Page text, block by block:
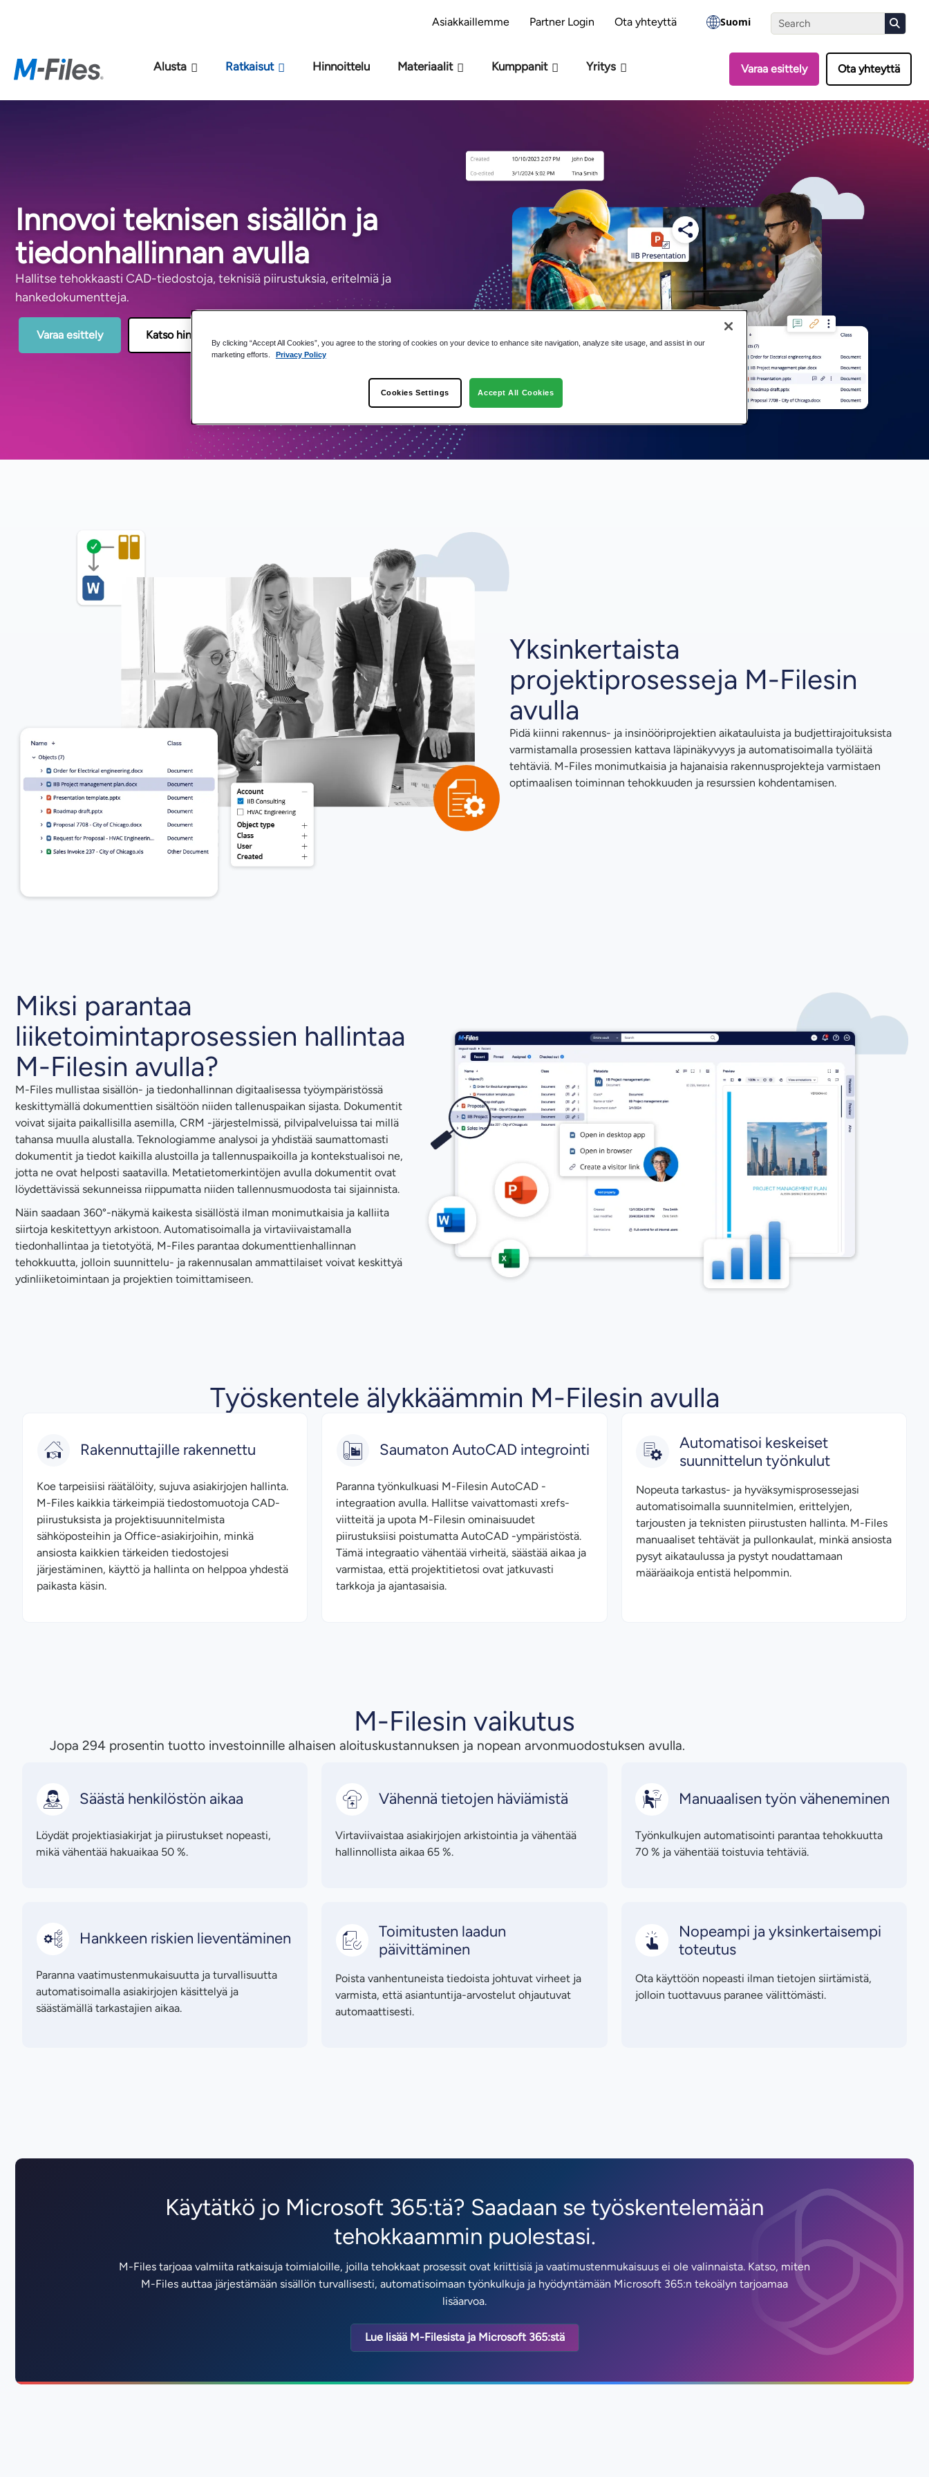
Asiakkaillemme Partner Login Ota yhteyttä Suomi
Alusta Ratkaisut Hinnoittelu Materiaalit Kumppanit Yritys Varaa esittely Ota yhteyttä
Innovoi teknisen sisällön ja
tiedonhallinnan avulla
Hallitse tehokkaasti CAD-tiedostoja, teknisiä piirustuksia, eritelmiä ja
hankedokumentteja.
Varaa esittely Katso hinnat
Yksinkertaista
projektiprosesseja M-Filesin
avulla
Pidä kiinni rakennus- ja insinööriprojektien aikatauluista ja budjettirajoituksista
varmistamalla prosessien kattava läpinäkyvyys ja automatisoimalla työläitä
tehtäviä. M-Files monimutkaisia ja hajanaisia rakennusprojekteja varmistaen
optimaalisen toiminnan tehokkuuden ja resurssien kohdentamisen.
Miksi parantaa
liiketoimintaprosessien hallintaa
M-Filesin avulla?
M-Files mullistaa sisällön- ja tiedonhallinnan digitaalisessa työympäristössä
keskittymällä dokumenttien sisältöön niiden tallenuspaikan sijasta. Dokumentit
voivat sijaita paikallisilla asemilla, CRM -järjestelmissä, pilvipalveluissa tai millä
tahansa muulla alustalla. Teknologiamme analysoi ja yhdistää saumattomasti
dokumentit ja tiedot kaikilla alustoilla ja tallennuspaikoilla ja kontekstualisoi ne,
jotta ne ovat helposti saatavilla. Metatietomerkintöjen avulla dokumentit ovat
löydettävissä sekunneissa riippumatta niiden tallennusmuodosta tai sijainnista.
Näin saadaan 360°-näkymä kaikesta sisällöstä ilman monimutkaisia ja kalliita
siirtoja keskitettyyn arkistoon. Automatisoimalla ja virtaviivaistamalla
tiedonhallintaa ja tietotyötä, M-Files parantaa dokumenttienhallinnan
tehokkuutta, jolloin suunnittelu- ja rakennusalan ammattilaiset voivat keskittyä
ydinliiketoimintaan ja projektien toimittamiseen.
Työskentele älykkäämmin M-Filesin avulla
Rakennuttajille rakennettu
Koe tarpeisiisi räätälöity, sujuva asiakirjojen hallinta.
M-Files kaikkia tärkeimpiä tiedostomuotoja CAD-
piirustuksista ja projektisuunnitelmista
sähköposteihin ja Office-asiakirjoihin, minkä
ansiosta kaikkien tärkeiden tiedostojesi
järjestäminen, käyttö ja hallinta on helppoa yhdestä
paikasta käsin.
Saumaton AutoCAD integrointi
Paranna työnkulkuasi M-Filesin AutoCAD -
integraation avulla. Hallitse vaivattomasti xrefs-
viitteitä ja upota M-Filesin ominaisuudet
piirustuksiisi poistumatta AutoCAD -ympäristöstä.
Tämä integraatio vähentää virheitä, säästää aikaa ja
varmistaa, että projektitietosi ovat jatkuvasti
tarkkoja ja ajantasaisia.
Automatisoi keskeiset
suunnittelun työnkulut
Nopeuta tarkastus- ja hyväksymisprosessejasi
automatisoimalla suunnitelmien, erittelyjen,
tarjousten ja teknisten piirustusten hallinta. M-Files
manuaaliset tehtävät ja pullonkaulat, minkä ansiosta
pysyt aikataulussa ja pystyt noudattamaan
määräaikoja entistä helpommin.
M-Filesin vaikutus
Jopa 294 prosentin tuotto investoinnille alhaisen aloituskustannuksen ja nopean arvonmuodostuksen avulla.
Säästä henkilöstön aikaa
Löydät projektiasiakirjat ja piirustukset nopeasti,
mikä vähentää hakuaikaa 50 %.
Vähennä tietojen häviämistä
Virtaviivaistaa asiakirjojen arkistointia ja vähentää
hallinnollista aikaa 65 %.
Manuaalisen työn väheneminen
Työnkulkujen automatisointi parantaa tehokkuutta
70 % ja vähentää toistuvia tehtäviä.
Hankkeen riskien lieventäminen
Paranna vaatimustenmukaisuutta ja turvallisuutta
automatisoimalla asiakirjojen käsittelyä ja
säästämällä tarkastajien aikaa.
Toimitusten laadun
päivittäminen
Poista vanhentuneista tiedoista johtuvat virheet ja
varmista, että asiantuntija-arvostelut ohjautuvat
automaattisesti.
Nopeampi ja yksinkertaisempi
toteutus
Ota käyttöön nopeasti ilman tietojen siirtämistä,
jolloin tuottavuus paranee välittömästi.
Käytätkö jo Microsoft 365:tä? Saadaan se työskentelemään
tehokkaammin puolestasi.
M-Files tarjoaa valmiita ratkaisuja toimialoille, joilla tehokkaat prosessit ovat kriittisiä ja vaatimustenmukaisuus ei ole valinnaista. Katso, miten
M-Files auttaa järjestämään sisällön turvallisesti, automatisoimaan työnkulkuja ja hyödyntämään Microsoft 365:n tekoälyn tarjoamaa
lisäarvoa.
Lue lisää M-Filesista ja Microsoft 365:stä
Uusi M-Files – Oletko valmis tekoälyyn? Tee arviointi
By clicking “Accept All Cookies”, you agree to the storing of cookies on your device to enhance site navigation, analyze site usage, and assist in our
marketing efforts.
Privacy Policy
Cookies Settings Accept All Cookies